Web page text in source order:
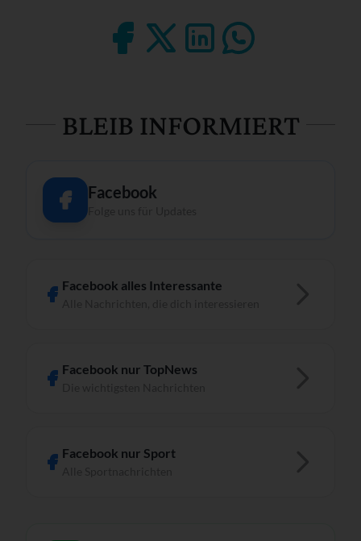
BLEIB INFORMIERT
Facebook
Facebook alles Interessante
Facebook nur TopNews
Facebook nur Sport